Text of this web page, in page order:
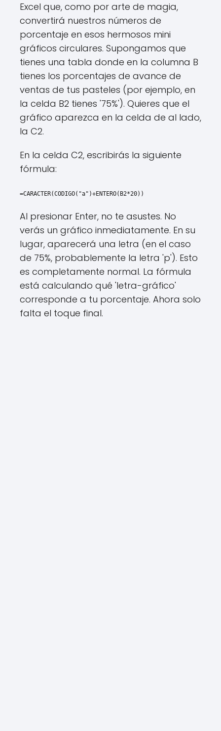
Excel que, como por arte de magia,
convertirá nuestros números de
porcentaje en esos hermosos mini
gráficos circulares. Supongamos que
tienes una tabla donde en la columna B
tienes los porcentajes de avance de
ventas de tus pasteles (por ejemplo, en
la celda B2 tienes '75%'). Quieres que el
gráfico aparezca en la celda de al lado,
la C2.
En la celda C2, escribirás la siguiente
fórmula:
=CARACTER(CODIGO("a")+ENTERO(B2*20))
Al presionar Enter, no te asustes. No
verás un gráfico inmediatamente. En su
lugar, aparecerá una letra (en el caso
de 75%, probablemente la letra 'p'). Esto
es completamente normal. La fórmula
está calculando qué 'letra-gráfico'
corresponde a tu porcentaje. Ahora solo
falta el toque final.